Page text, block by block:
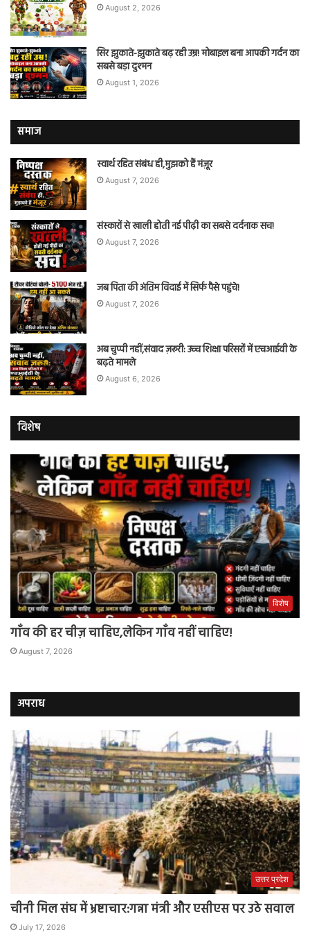
August 2, 2026
सिर झुकाते-झुकाते बढ़ रही उम्र! मोबाइल बना आपकी गर्दन का
सबसे बड़ा दुश्मन
August 1, 2026
समाज
स्वार्थ रहित संबंध ही,मुझको हैं मंज़ूर
August 7, 2026
संस्कारों से खाली होती नई पीढ़ी का सबसे दर्दनाक सच!
August 7, 2026
जब पिता की अंतिम विदाई में सिर्फ पैसे पहुंचे!
August 7, 2026
अब चुप्पी नहीं,संवाद ज़रूरी: उच्च शिक्षा परिसरों में एचआईवी के
बढ़ते मामले
August 6, 2026
विशेष
विशेष
गाँव की हर चीज़ चाहिए,लेकिन गाँव नहीं चाहिए!
August 7, 2026
अपराध
उत्तर प्रदेश
चीनी मिल संघ में भ्रष्टाचार:गन्ना मंत्री और एसीएस पर उठे सवाल
July 17, 2026